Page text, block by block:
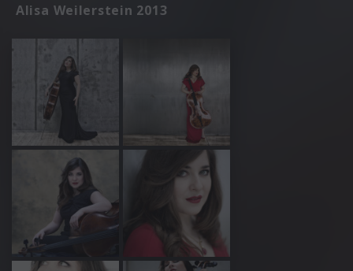
Alisa Weilerstein 2013